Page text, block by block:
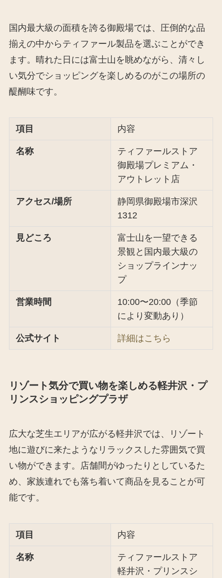
国内最大級の面積を誇る御殿場では、圧倒的な品
揃えの中からティファール製品を選ぶことができ
ます。晴れた日には富士山を眺めながら、清々し
い気分でショッピングを楽しめるのがこの場所の
醍醐味です。
項目 内容
名称
ティファールストア
御殿場プレミアム・
アウトレット店
アクセス/場所
静岡県御殿場市深沢
1312
見どころ
富士山を一望できる
景観と国内最大級の
ショップラインナッ
プ
営業時間
10:00〜20:00（季節
により変動あり）
公式サイト 詳細はこちら
リゾート気分で買い物を楽しめる軽井沢・プ
リンスショッピングプラザ
広大な芝生エリアが広がる軽井沢では、リゾート
地に遊びに来たようなリラックスした雰囲気で買
い物ができます。店舗間がゆったりとしているた
め、家族連れでも落ち着いて商品を見ることが可
能です。
項目 内容
名称
ティファールストア
軽井沢・プリンスシ